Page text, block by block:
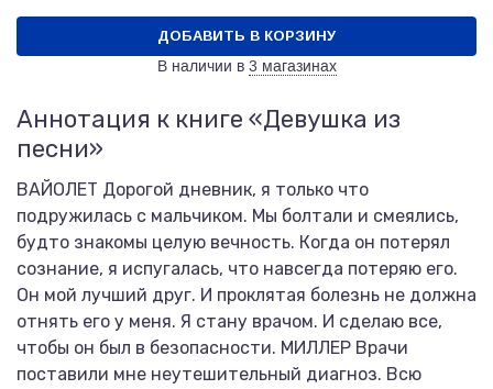
ДОБАВИТЬ В КОРЗИНУ
В наличии в 3 магазинах
Аннотация к книге «Девушка из
песни»
ВАЙОЛЕТ Дорогой дневник, я только что
подружилась с мальчиком. Мы болтали и смеялись,
будто знакомы целую вечность. Когда он потерял
сознание, я испугалась, что навсегда потеряю его.
Он мой лучший друг. И проклятая болезнь не должна
отнять его у меня. Я стану врачом. И сделаю все,
чтобы он был в безопасности. МИЛЛЕР Врачи
поставили мне неутешительный диагноз. Всю